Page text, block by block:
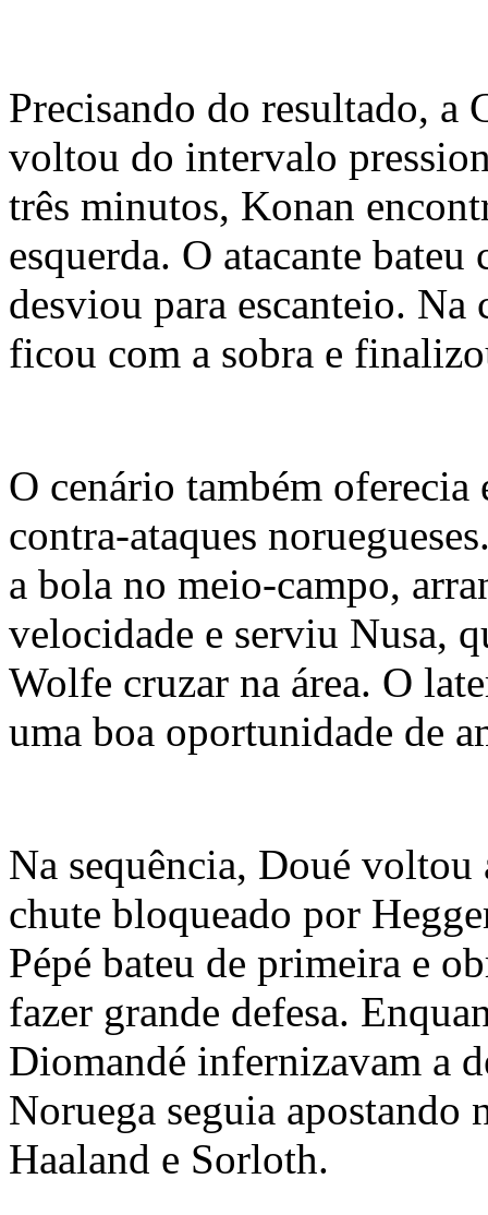
Precisando do resultado, a
voltou do intervalo
três minutos, Konan
esquerda. O atacante bateu
desviou para escanteio. Na
ficou com a sobra e
O cenário também oferecia
contra-ataques
a bola no meio-campo,
velocidade e serviu Nusa,
Wolfe cruzar na área. O
uma boa oportunidade de
Na sequência, Doué voltou
chute bloqueado por
Pépé bateu de primeira e
fazer grande defesa.
Diomandé infernizavam a
Noruega seguia apostando
Haaland e Sorloth.